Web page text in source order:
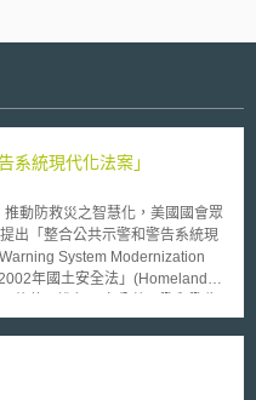
系統現代化法案」
動防救災之智慧化，美國國會眾
出「整合公共示警和警告系統現
System Modernization
年國土安全法」(Homeland
警告系統現代化法案」要求聯
目標則為: (1) 增強更高安全性、